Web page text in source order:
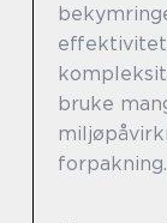
bruke
forpakning.